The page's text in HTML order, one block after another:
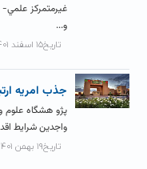
غيرمتمركز
و...
تاریخ۱۵ اسفند ۱۴۰۱
جذب امریه
پژو هشگاه علوم
واجدین شرایط
تاریخ۱۹ بهمن ۱۴۰۱